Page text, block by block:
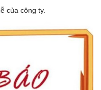
của công ty.